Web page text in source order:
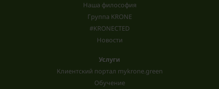
Наша философия
Группа KRONE
#KRONECTED
Новости
Услуги
Клиентский портал mykrone.green
Обучение